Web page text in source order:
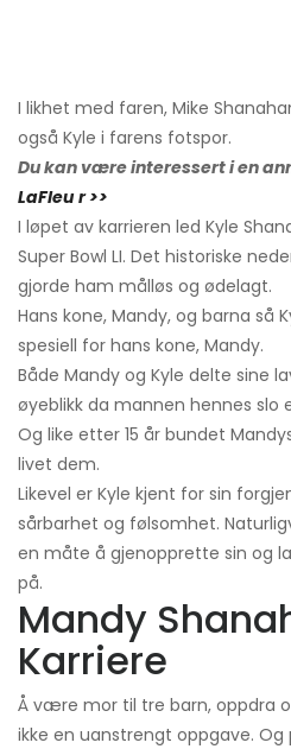
I likhet med faren, Mike
også Kyle i farens fotspor.
Du kan være interessert i en
LaFleu r >>
I løpet av karrieren led Kyle
Super Bowl LI. Det historiske
gjorde ham målløs og ødelagt.
Hans kone, Mandy, og barna så
spesiell for hans kone, Mandy.
Både Mandy og Kyle delte sine
øyeblikk da mannen hennes slo
Og like etter 15 år bundet
livet dem.
Likevel er Kyle kjent for sin
sårbarhet og følsomhet.
en måte å gjenopprette sin og
på.
Mandy
Karriere
Å være mor til tre barn, oppdra
ikke en uanstrengt oppgave.